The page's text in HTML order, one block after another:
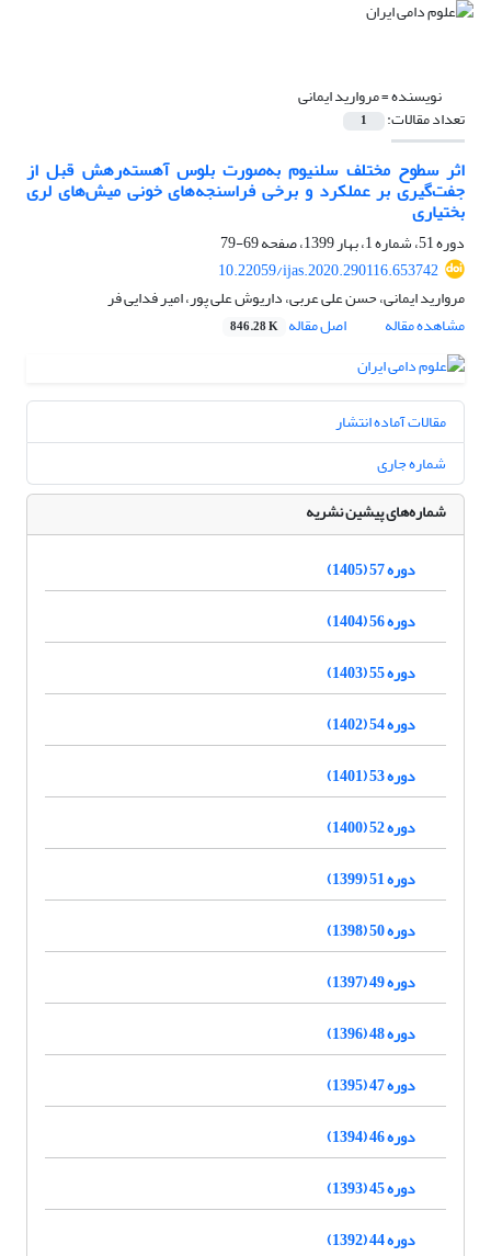
نویسنده =مروارید ایمانی
تعداد مقالات: 1
اثر سطوح مختلف سلنیوم به‌صورت بلوس آهسته‌رهش قبل از
جفت‌گیری بر عملکرد و برخی ‏فراسنجه‌های خونی میش‌های لری
بختیاری ‏
دوره 51، شماره 1، بهار 1399، صفحه
69-79
10.22059/ijas.2020.290116.653742
مروارید ایمانی، حسن علی عربی، داریوش علی پور، امیر فدایی فر
مشاهده مقاله
اصل مقاله 846.28 K
مقالات آماده انتشار
شماره جاری
شماره‌های پیشین نشریه
دوره 57 (1405)
دوره 56 (1404)
دوره 55 (1403)
دوره 54 (1402)
دوره 53 (1401)
دوره 52 (1400)
دوره 51 (1399)
دوره 50 (1398)
دوره 49 (1397)
دوره 48 (1396)
دوره 47 (1395)
دوره 46 (1394)
دوره 45 (1393)
دوره 44 (1392)